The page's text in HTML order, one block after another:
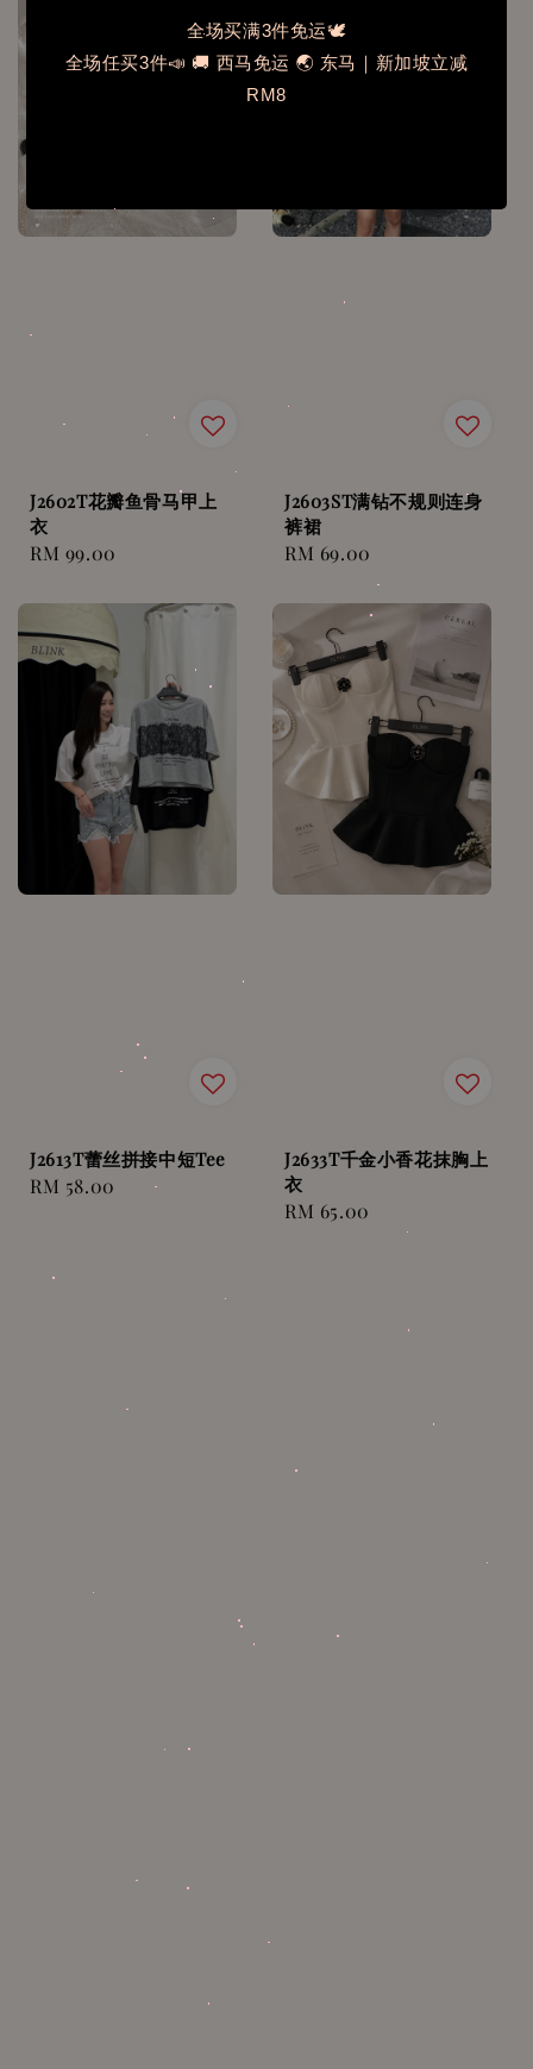
全场买满3件免运🕊️
全场任买3件📣 🚚 西马免运 🌏 东马｜新加坡立减
RM8
J2602T花瓣鱼骨马甲上
衣
Regular
RM 99.00
J2603ST满钻不规则连身
裤裙
Regular
RM 69.00
J2613T蕾丝拼接中短Tee
Regular
RM 58.00
J2633T千金小香花抹胸上
衣
Regular
RM 65.00